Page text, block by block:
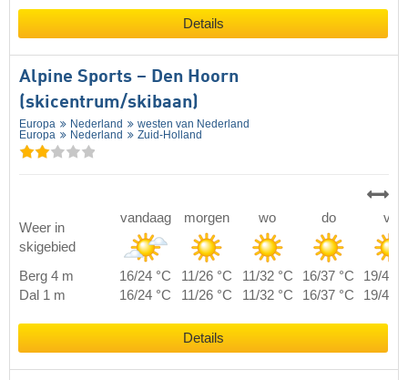
Details
Alpine Sports – Den Hoorn
(skicentrum/skibaan)
Europa Nederland
westen van Nederland
Europa
Nederland Zuid-Holland
Weer in
skigebied
vandaag morgen wo do vr
Berg 4 m 16/24 °C 11/26 °C 11/32 °C 16/37 °C
19/40
Dal 1 m
16/24 °C 11/26 °C 11/32 °C 16/37 °C 19/40
Details